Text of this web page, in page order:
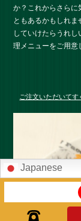
か？これからさらに
ともあるかもしれ
していけたらうれし
理メニューをご用意
ご注文いただいて
Japanese